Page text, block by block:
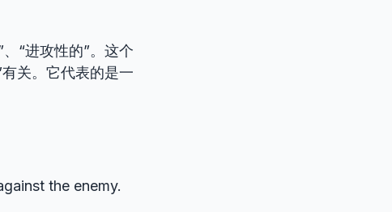
“进攻性的”。这个
关。它代表的是一
the enemy.